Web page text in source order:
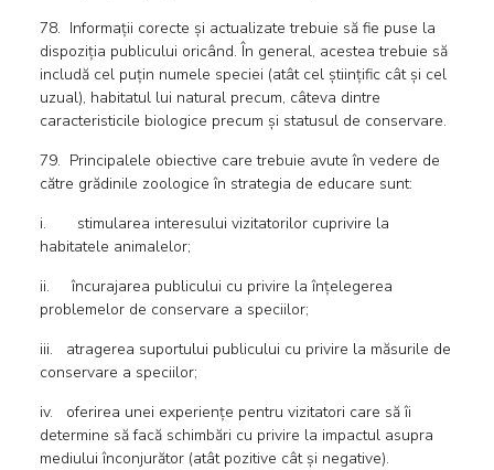
78. Informații corecte și actualizate trebuie să fie puse la
dispoziția publicului oricând. În general, acestea trebuie să
includă cel puțin numele speciei (atât cel științific cât și cel
uzual), habitatul lui natural precum, câteva dintre
caracteristicile biologice precum și statusul de conservare.
79. Principalele obiective care trebuie avute în vedere de
către grădinile zoologice în strategia de educare sunt:
i. stimularea interesului vizitatorilor cuprivire la
habitatele animalelor;
ii. încurajarea publicului cu privire la înțelegerea
problemelor de conservare a speciilor;
iii. atragerea suportului publicului cu privire la măsurile de
conservare a speciilor;
iv. oferirea unei experiențe pentru vizitatori care să îi
determine să facă schimbări cu privire la impactul asupra
mediului înconjurător (atât pozitive cât și negative).